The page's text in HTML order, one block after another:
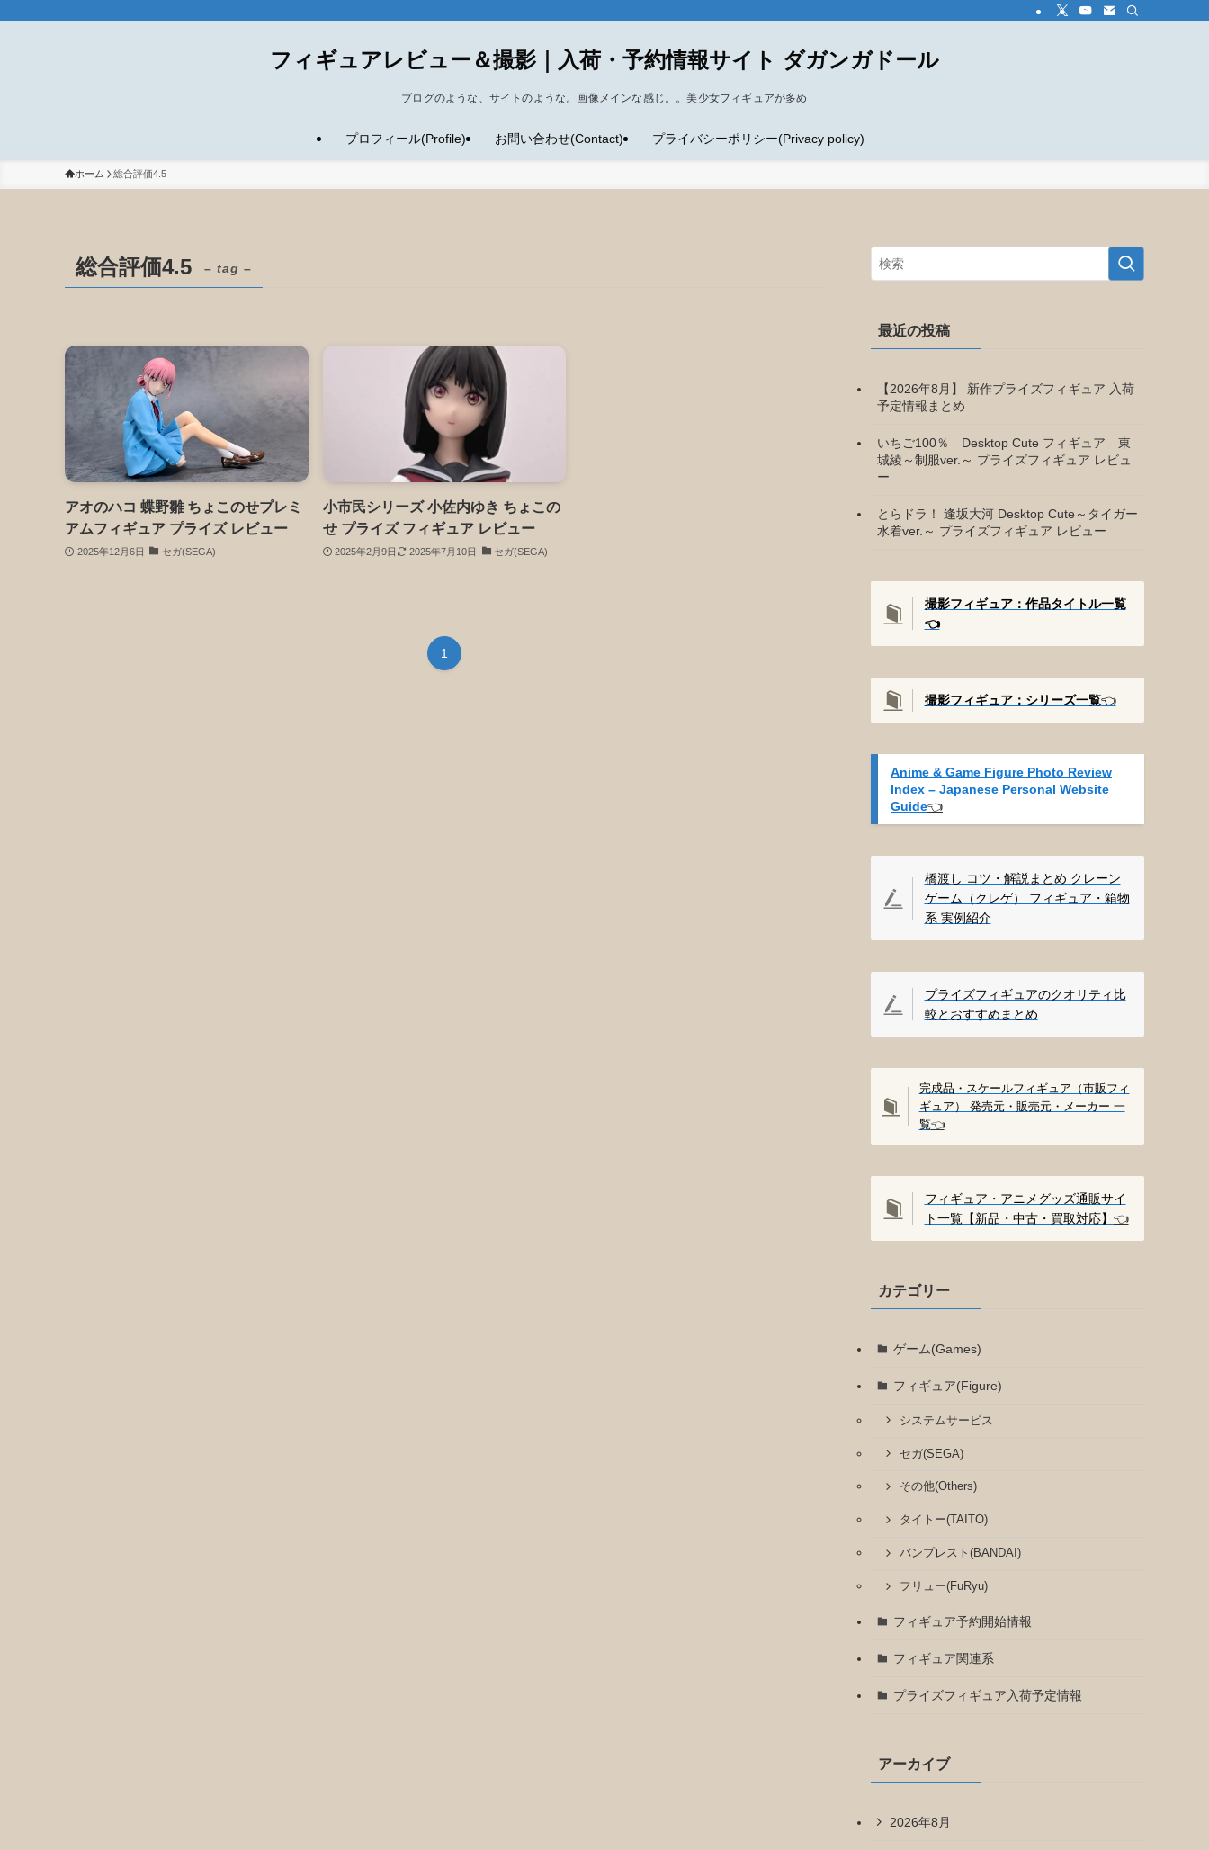
フィギュアレビュー＆撮影｜入荷・予約情報サイト ダガンガドール
ブログのような、サイトのような。画像メインな感じ。。美少女フィギュアが多め
プロフィール(Profile) お問い合わせ(Contact) プライバシーポリシー(Privacy policy)
ホーム 総合評価4.5
総合評価4.5 – tag –
アオのハコ 蝶野雛 ちょこのせプレミ
アムフィギュア プライズ レビュー
2025年12月6日 セガ(SEGA)
小市民シリーズ 小佐内ゆき ちょこの
せ プライズ フィギュア レビュー
2025年2月9日 2025年7月10日 セガ(SEGA)
1
最近の投稿
【2026年8月】 新作プライズフィギュア 入荷
予定情報まとめ
いちご100％ Desktop Cute フィギュア 東
城綾～制服ver.～ プライズフィギュア レビュ
ー
とらドラ！ 逢坂大河 Desktop Cute～タイガー
水着ver.～ プライズフィギュア レビュー
撮影フィギュア：作品タイトル一覧
👈️
撮影フィギュア：シリーズ一覧👈️
Anime & Game Figure Photo Review
Index – Japanese Personal Website
Guide👈️
橋渡し コツ・解説まとめ クレーン
ゲーム（クレゲ） フィギュア・箱物
系 実例紹介
プライズフィギュアのクオリティ比
較とおすすめまとめ
完成品・スケールフィギュア（市販フィ
ギュア） 発売元・販売元・メーカー 一
覧👈️
フィギュア・アニメグッズ通販サイ
ト一覧【新品・中古・買取対応】 👈️
カテゴリー
ゲーム(Games)
フィギュア(Figure)
システムサービス
セガ(SEGA)
その他(Others)
タイトー(TAITO)
バンプレスト(BANDAI)
フリュー(FuRyu)
フィギュア予約開始情報
フィギュア関連系
プライズフィギュア入荷予定情報
アーカイブ
2026年8月